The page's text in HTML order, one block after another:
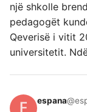
një shkolle
pedagogët
Qeverisë i vitit
universitetit.
espana